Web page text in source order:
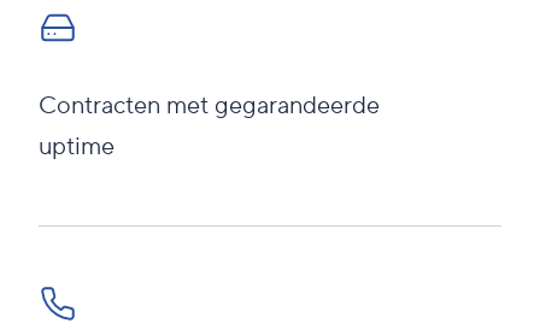
Contracten met gegarandeerde
uptime